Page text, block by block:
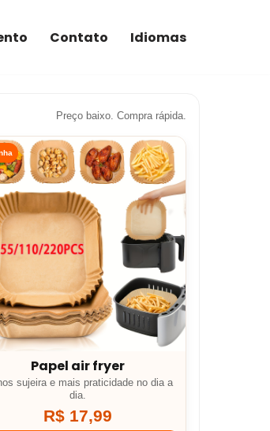
Contato Idiomas
Preço baixo. Compra rápida.
Papel air fryer
sujeira e mais praticidade no dia a
dia.
R$ 17,99